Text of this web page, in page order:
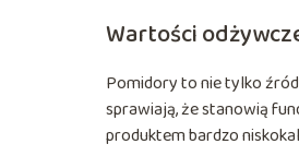
Wartości
Pomidory to nie tylko
sprawiają, że stanowią
produktem bardzo